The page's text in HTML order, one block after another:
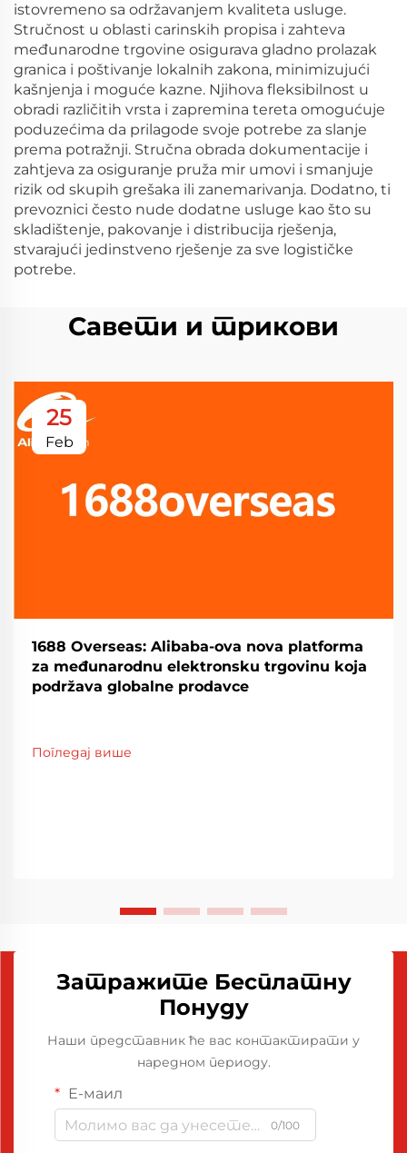
istovremeno sa održavanjem kvaliteta usluge.
Stručnost u oblasti carinskih propisa i zahteva
međunarodne trgovine osigurava gladno prolazak
granica i poštivanje lokalnih zakona, minimizujući
kašnjenja i moguće kazne. Njihova fleksibilnost u
obradi različitih vrsta i zapremina tereta omogućuje
poduzećima da prilagode svoje potrebe za slanje
prema potražnji. Stručna obrada dokumentacije i
zahtjeva za osiguranje pruža mir umovi i smanjuje
rizik od skupih grešaka ili zanemarivanja. Dodatno, ti
prevoznici često nude dodatne usluge kao što su
skladištenje, pakovanje i distribucija rješenja,
stvarajući jedinstveno rješenje za sve logističke
potrebe.
Савети и трикови
25
Feb
1688 Overseas: Alibaba-ova nova platforma
za međunarodnu elektronsku trgovinu koja
podržava globalne prodavce
Погледај више
Затражите Бесплатну
Понуду
Наши представник ће вас контактирати у
наредном периоду.
Е-маил
0/100